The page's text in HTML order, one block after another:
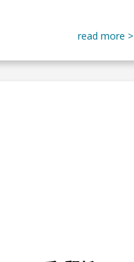
於研發、採購、製...
read more >